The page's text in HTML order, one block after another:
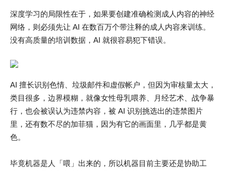
深度学习的局限性在于，如果要创建准确检测成人内容的神经
网络，则必须先让 AI 在数百万个带注释的成人内容来训练。
没有高质量的培训数据，AI 就很容易犯下错误。
AI 擅长识别色情、垃圾邮件和虚假帐户，但因为审核量太大，
类目很多，边界模糊，就像女性母乳喂养、月经艺术、战争暴
行，也会被误认为违禁内容，被 AI 识别挑选出的违禁图片
里，还有数不尽的加菲猫，因为有它的画面里，几乎都是黄
色。
毕竟机器是人「喂」出来的，所以机器目前主要还是协助工